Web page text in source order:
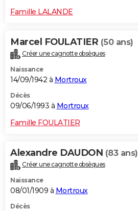
Famille LALANDE
Marcel FOULATIER (50 ans)
Créer une cagnotte obsèques
Naissance
14/09/1942 à Mortroux
Décès
09/06/1993 à Mortroux
Famille FOULATIER
Alexandre DAUDON (83 ans)
Créer une cagnotte obsèques
Naissance
08/01/1909 à Mortroux
Décès